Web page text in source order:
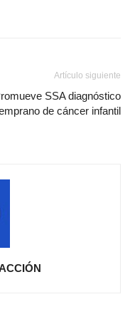
Artículo siguiente
SSA diagnóstico
de cáncer infantil